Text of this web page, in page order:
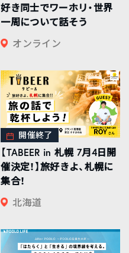
好き同士でワーホリ・世界
一周について話そう
オンライン
開催終了
【TABEER in 札幌 7月4日開
催決定！】旅好きよ、札幌に
集合！
北海道